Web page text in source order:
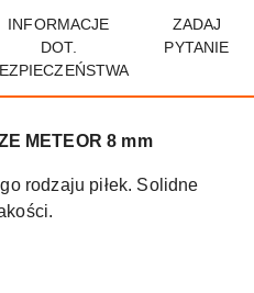
INFORMACJE
DOT.
ZADAJ
PYTANIE
METEOR 8 mm
rodzaju piłek. Solidne